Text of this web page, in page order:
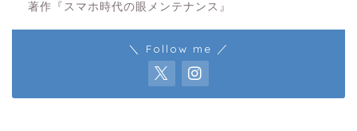
著作『スマホ時代の眼メンテナンス』
＼ Follow me ／